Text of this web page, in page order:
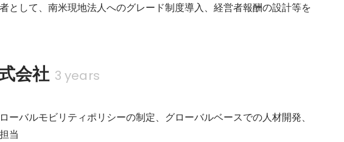
として、南米現地法人へのグレード制度導入、経営者報酬の設計等を
会社 3 years
ーバルモビリティポリシーの制定、グローバルベースでの人材開発、
当